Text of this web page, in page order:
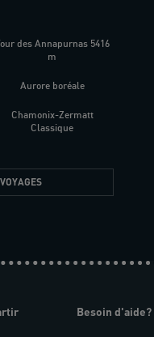
des Annapurnas 5416
m
Aurore boréale
Chamonix-Zermatt
Classique
Besoin d'aide?